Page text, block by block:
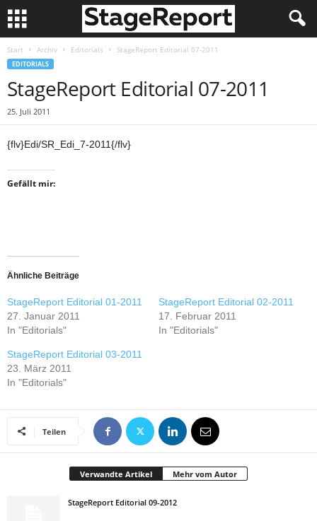
Start Archiv Editorials StageReport Editorial 07-2011
EDITORIALS
StageReport Editorial 07-2011
25. Juli 2011
{flv}Edi/SR_Edi_7-2011{/flv}
Gefällt mir:
Ähnliche Beiträge
StageReport Editorial 01-2011
27. Januar 2011
In "Editorials"
StageReport Editorial 02-2011
17. Februar 2011
In "Editorials"
StageReport Editorial 03-2011
23. März 2011
In "Editorials"
Teilen
Verwandte Artikel Mehr vom Autor
StageReport Editorial 09-2012